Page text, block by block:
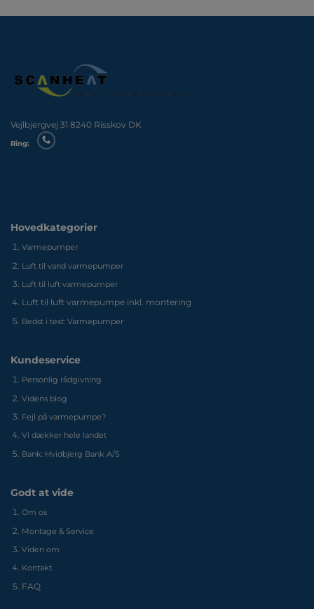
Vejlbjergvej 31 8240 Risskov DK
Ring:
Hovedkategorier
Varmepumper
Luft til vand varmepumper
Luft til luft varmepumper
Luft til luft varmepumpe inkl. montering
Bedst i test: Varmepumper
Kundeservice
Personlig rådgivning
Videns blog
Fejl på varmepumpe?
Vi dækker hele landet
Bank: Hvidbjerg Bank A/S
Godt at vide
Om os
Montage & Service
Viden om
Kontakt
FAQ